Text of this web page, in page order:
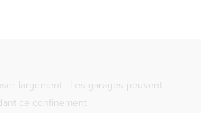
largement : Les garages peuvent
ce confinement